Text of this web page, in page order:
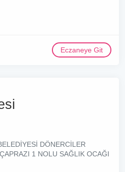
Eczaneye Git
DÖNERCİLER
1 NOLU SAĞLIK OCAĞI